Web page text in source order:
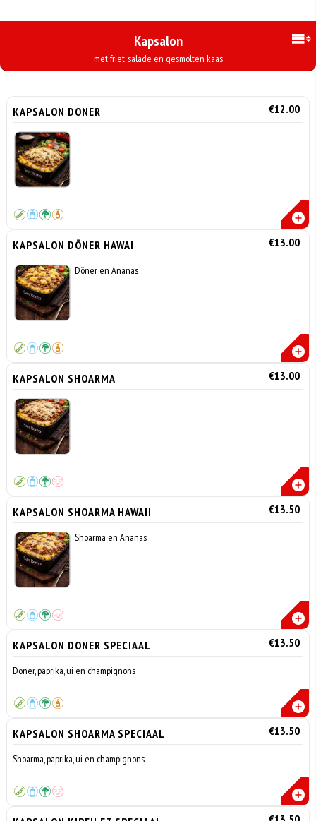
Kapsalon
met friet, salade en gesmolten kaas
KAPSALON DONER €12.00
KAPSALON DÖNER HAWAI €13.00
Döner en Ananas
KAPSALON SHOARMA €13.00
KAPSALON SHOARMA HAWAII €13.50
Shoarma en Ananas
KAPSALON DONER SPECIAAL €13.50
Doner, paprika, ui en champignons
KAPSALON SHOARMA SPECIAAL €13.50
Shoarma, paprika, ui en champignons